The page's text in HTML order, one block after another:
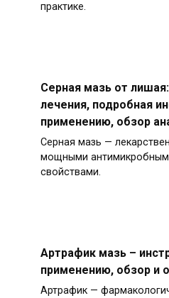
практике.
Серная мазь от
лечения, подробная
применению, обзор
Серная мазь —
мощными
свойствами.
Артрафик мазь –
применению, обзор и
Артрафик —